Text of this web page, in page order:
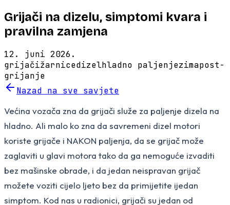
Grijači na dizelu, simptomi kvara i
pravilna zamjena
12. juni 2026.
grijačižarnicedizelhladno paljenjezimapost-
grijanje
Nazad na sve savjete
Većina vozača zna da grijači služe za paljenje dizela na
hladno. Ali malo ko zna da savremeni dizel motori
koriste grijače i NAKON paljenja, da se grijač može
zaglaviti u glavi motora tako da ga nemoguće izvaditi
bez mašinske obrade, i da jedan neispravan grijač
možete voziti cijelo ljeto bez da primijetite ijedan
simptom. Kod nas u radionici, grijači su jedan od